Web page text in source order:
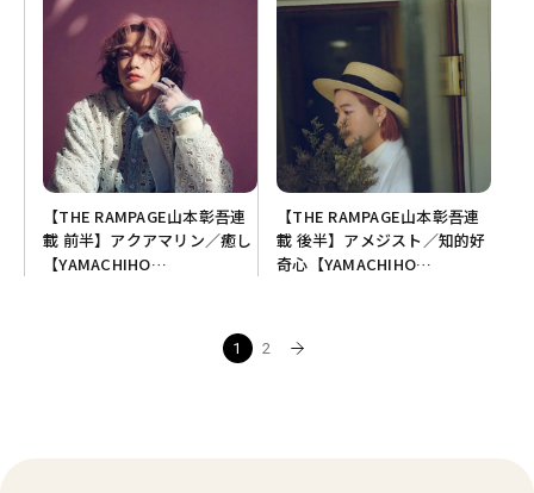
【THE RAMPAGE山本彰吾連
載 前半】アクアマリン／癒し
【YAMACHIHO
【THE RAMPAGE山本彰吾連
載 後半】アメジスト／知的好
奇心【YAMACHIHO
1 2